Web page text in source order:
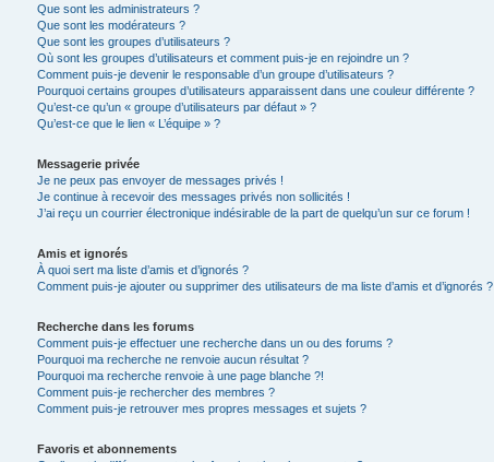
Que sont les administrateurs ?
Que sont les modérateurs ?
Que sont les groupes d’utilisateurs ?
Où sont les groupes d’utilisateurs et comment puis-je en rejoindre un ?
Comment puis-je devenir le responsable d’un groupe d’utilisateurs ?
Pourquoi certains groupes d’utilisateurs apparaissent dans une couleur différente ?
Qu’est-ce qu’un « groupe d’utilisateurs par défaut » ?
Qu’est-ce que le lien « L’équipe » ?
Messagerie privée
Je ne peux pas envoyer de messages privés !
Je continue à recevoir des messages privés non sollicités !
J’ai reçu un courrier électronique indésirable de la part de quelqu’un sur ce forum !
Amis et ignorés
À quoi sert ma liste d’amis et d’ignorés ?
Comment puis-je ajouter ou supprimer des utilisateurs de ma liste d’amis et d’ignorés ?
Recherche dans les forums
Comment puis-je effectuer une recherche dans un ou des forums ?
Pourquoi ma recherche ne renvoie aucun résultat ?
Pourquoi ma recherche renvoie à une page blanche ?!
Comment puis-je rechercher des membres ?
Comment puis-je retrouver mes propres messages et sujets ?
Favoris et abonnements